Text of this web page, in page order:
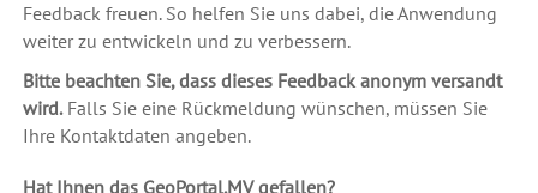
Feedback freuen. So helfen Sie uns dabei, die Anwendung
weiter zu entwickeln und zu verbessern.
Bitte beachten Sie, dass dieses Feedback anonym versandt
wird.Falls Sie eine Rückmeldung wünschen, müssen Sie
Ihre Kontaktdaten angeben.
Hat Ihnen das GeoPortal.MV gefallen?